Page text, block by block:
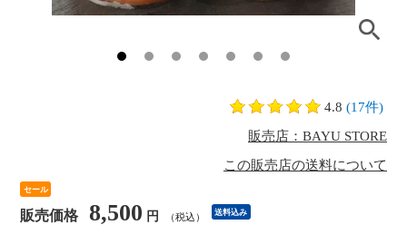
4.8 (17件)
販売店：BAYU STORE
この販売店の送料について
セール
販売価格 8,500 円 （税込） 送料込み